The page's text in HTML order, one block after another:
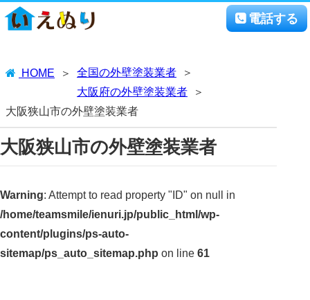
電話する
HOME
全国の外壁塗装業者
大阪府の外壁塗装業者
大阪狭山市の外壁塗装業者
大阪狭山市の外壁塗装業者
Warning: Attempt to read property "ID" on null in
/home/teamsmile/ienuri.jp/public_html/wp-
content/plugins/ps-auto-
sitemap/ps_auto_sitemap.php on line 61